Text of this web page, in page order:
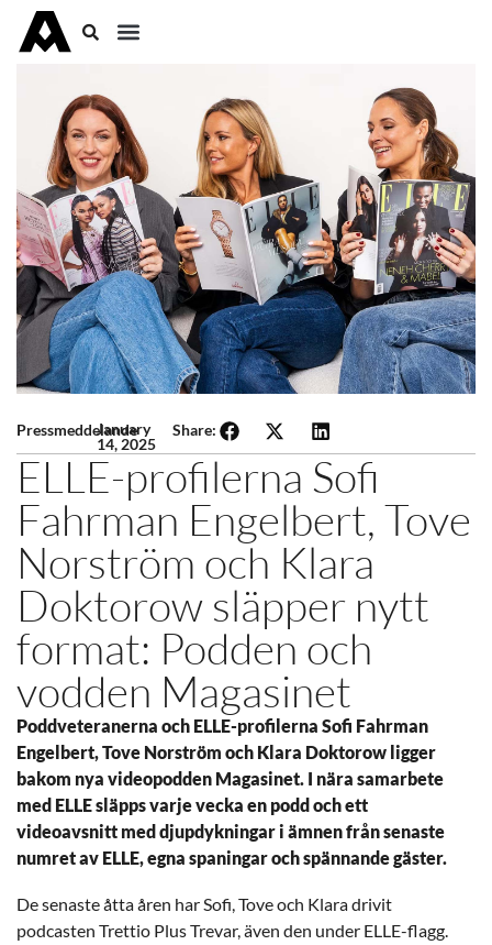
Pressmeddelande
January
14, 2025
Share:
ELLE-profilerna Sofi
Fahrman Engelbert, Tove
Norström och Klara
Doktorow släpper nytt
format: Podden och
vodden Magasinet
Poddveteranerna och ELLE-profilerna Sofi Fahrman
Engelbert, Tove Norström och Klara Doktorow ligger
bakom nya videopodden Magasinet. I nära samarbete
med ELLE släpps varje vecka en podd och ett
videoavsnitt med djupdykningar i ämnen från senaste
numret av ELLE, egna spaningar och spännande gäster.
De senaste åtta åren har Sofi, Tove och Klara drivit
podcasten Trettio Plus Trevar, även den under ELLE-flagg.